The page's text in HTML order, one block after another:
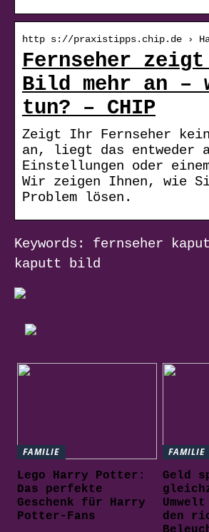
http s://praxistipps.chip.de ›
Fernseher
Bild mehr an –
tun? – CHIP
Zeigt Ihr Fernseher
an, liegt das entweder
Einstellungen oder
Wir zeigen Ihnen, wie
Problem lösen.
Keywords: fernseher
kaputt bild
FAMILIE
Lego Harry Potter:
Das perfekte
Geschenk für Harry
Potter-Fans
FAMILIE
Geld
den